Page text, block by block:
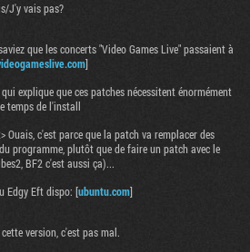
J'y vais pas?
que les concerts "Video Games Live" passaient à
]
qui explique que ces patches nécessitent énormément
temps de l'install
Ouais, c'est parce que la patch va remplacer des
programme, plutôt que de faire un patch avec le
BF2 c'est aussi ça)...
Edgy Eft dispo: [ubuntu.com]
version, c'est pas mal.